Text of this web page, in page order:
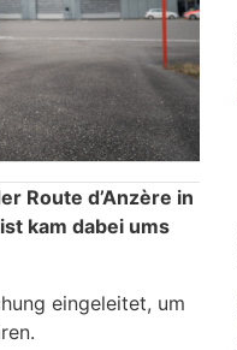
Route d’Anzère in
kam dabei ums
eingeleitet, um